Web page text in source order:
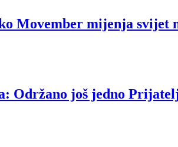
Movember mijenja svijet
Održano još jedno